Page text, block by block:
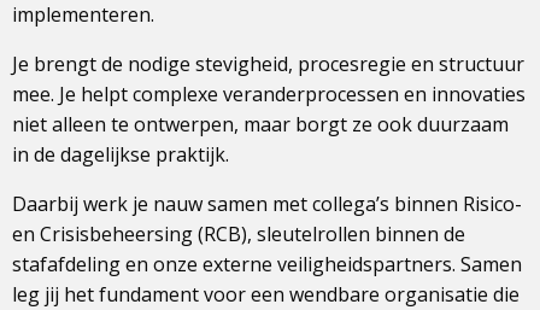
implementeren.
Je brengt de nodige stevigheid, procesregie en structuur
mee. Je helpt complexe veranderprocessen en innovaties
niet alleen te ontwerpen, maar borgt ze ook duurzaam
in de dagelijkse praktijk.
Daarbij werk je nauw samen met collega’s binnen Risico-
en Crisisbeheersing (RCB), sleutelrollen binnen de
stafafdeling en onze externe veiligheidspartners. Samen
leg jij het fundament voor een wendbare organisatie die